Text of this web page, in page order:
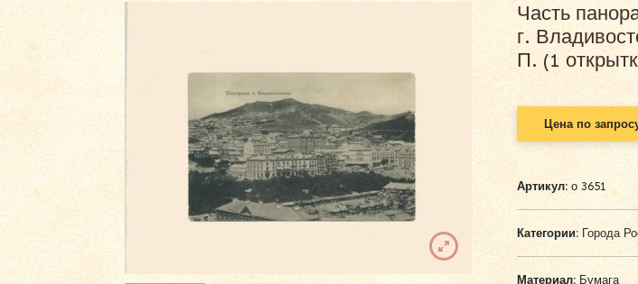
Часть
г.
П. (1
Цена по
Артикул: о 3651
Категории: Города
Материал:Бумага